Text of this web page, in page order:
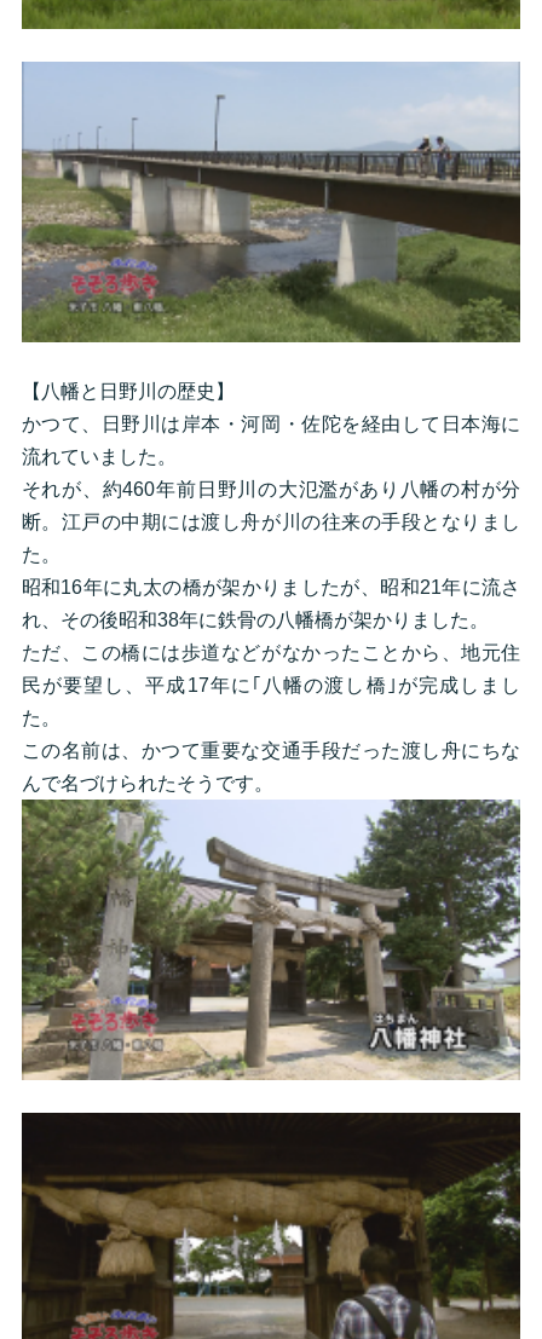
【八幡と日野川の歴史】
かつて、日野川は岸本・河岡・佐陀を経由して日本海に
流れていました。
それが、約460年前日野川の大氾濫があり八幡の村が分
断。江戸の中期には渡し舟が川の往来の手段となりまし
た。
昭和16年に丸太の橋が架かりましたが、昭和21年に流さ
れ、その後昭和38年に鉄骨の八幡橋が架かりました。
ただ、この橋には歩道などがなかったことから、地元住
民が要望し、平成17年に｢八幡の渡し橋｣が完成しまし
た。
この名前は、かつて重要な交通手段だった渡し舟にちな
んで名づけられたそうです。